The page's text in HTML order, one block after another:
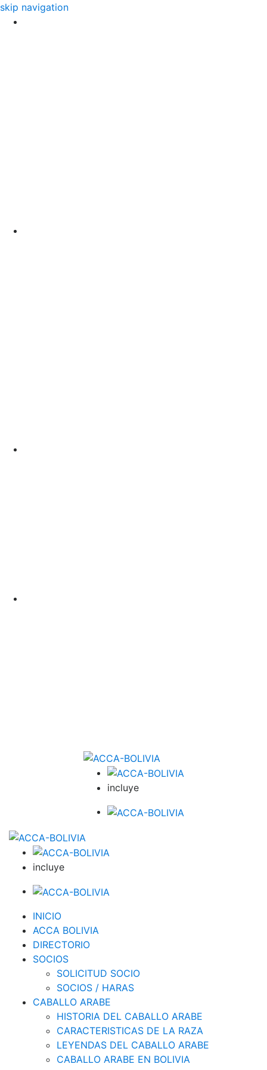
skip navigation
incluye
incluye
INICIO
ACCA BOLIVIA
DIRECTORIO
SOCIOS
SOLICITUD SOCIO
SOCIOS / HARAS
CABALLO ARABE
HISTORIA DEL CABALLO ARABE
CARACTERISTICAS DE LA RAZA
LEYENDAS DEL CABALLO ARABE
CABALLO ARABE EN BOLIVIA